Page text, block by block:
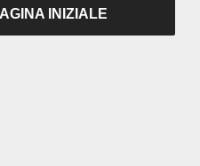
INIZIALE